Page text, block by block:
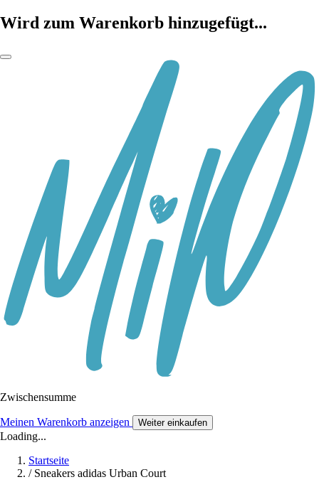
Wird zum Warenkorb hinzugefügt...
Zwischensumme
Meinen Warenkorb anzeigen Weiter einkaufen
Loading...
Startseite
/ Sneakers adidas Urban Court